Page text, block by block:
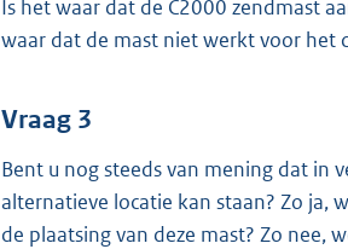
Is het waar dat de C2000 zendmast
waar dat de mast niet werkt voor het
Vraag 3
Bent u nog steeds van mening dat in
alternatieve locatie kan staan? Zo ja,
de plaatsing van deze mast? Zo nee,